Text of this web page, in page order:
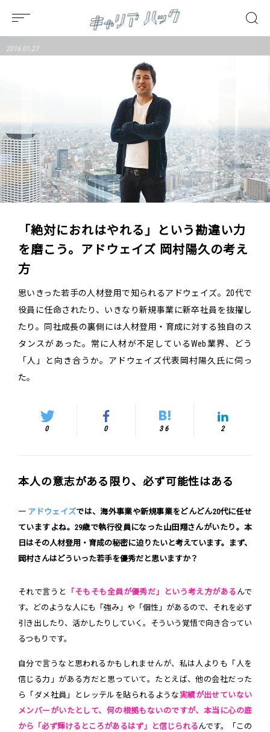
2016.01.27
「絶対におれはやれる」という勘違い力
を磨こう。アドウェイズ 岡村陽久の考え
方
思いきった若手の人材登用で知られるアドウェイズ。20代で
役員に任命されたり、いきなり新規事業に新卒社員を抜擢し
たり。同社成長の裏側には人材登用・育成に対する独自のス
タンスがあった。常に人材が不足しているWeb業界、どう
「人」と向き合うか。アドウェイズ代表岡村陽久氏に伺っ
た。
0 0 36 2
本人の意志がある限り、必ず可能性はある
― アドウェイズでは、海外事業や新規事業をどんどん20代に任せ
ていますよね。29歳で執行役員になった山田翔さんがいたり。本
日はその人材登用・育成の秘密に迫りたいと考えています。まず、
岡村さんはどういった若手を優秀だと思いますか？
それで言うと 「そもそも全員が優秀だ」という考え方がある んで
す。どのような人にも「強み」や「個性」があるので、それを必ず
引き出したり、活かしたりしていく。そういう覚悟で向き合ってい
るつもりです。
自分で言うなと思われるかもしれませんが、私は人よりも「人を
信じる力」がある方だと思っていて。たとえば、他の会社だった
ら「ダメ社員」とレッテルを貼られるような実績が出せていない
メンバーがいたとして、何の根拠もないのですが、本当に心の底
から「必ず輝けるところがあるはず」と信じられるんです。「この